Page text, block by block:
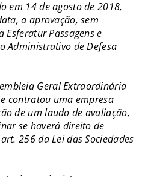
em 14 de agosto de 2018,
a aprovação, sem
Passagens e
Administrativo de Defesa
Geral Extraordinária
contratou uma empresa
de um laudo de avaliação,
se haverá direito de
256 da Lei das Sociedades